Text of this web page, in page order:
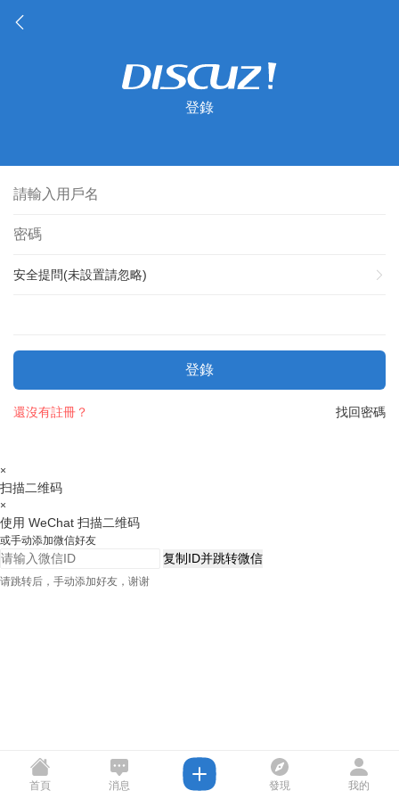
登錄
安全提問(未設置請忽略)
登錄
找回密碼
還沒有註冊？
×
扫描二维码
×
使用 WeChat 扫描二维码
或手动添加微信好友
复制ID并跳转微信
请跳转后，手动添加好友，谢谢
首頁 消息 發現 我的